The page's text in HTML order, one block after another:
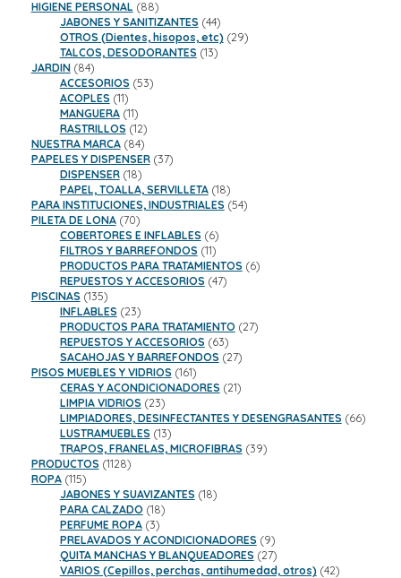
productos
HIGIENE PERSONAL 8888
productos
JABONES Y SANITIZANTES 4444
productos
OTROS (Dientes, hisopos, etc) 2929
TALCOS, DESODORANTES 1313
JARDIN 8484
productos
ACCESORIOS 5353
ACOPLES 1111
productos
MANGUERA 1111
productos
RASTRILLOS 1212
productos
NUESTRA MARCA 8484
productos
PAPELES Y DISPENSER 3737
DISPENSER 1818
productos
PAPEL, TOALLA, SERVILLETA 1818
productos
PARA INSTITUCIONES, INDUSTRIALES 5454
PILETA DE LONA 7070
productos
COBERTORES E INFLABLES 66
productos
FILTROS Y BARREFONDOS 1111
productos
PRODUCTOS PARA TRATAMIENTOS 66
REPUESTOS Y ACCESORIOS 4747
PISCINAS 135135
productos
INFLABLES 2323
productos
PRODUCTOS PARA TRATAMIENTO 2727
REPUESTOS Y ACCESORIOS 6363
productos
SACAHOJAS Y BARREFONDOS 2727
PISOS MUEBLES Y VIDRIOS 161161
productos
CERAS Y ACONDICIONADORES 2121
LIMPIA VIDRIOS 2323
productos
LIMPIADORES, DESINFECTANTES Y DESENGRASANTES 6666
LUSTRAMUEBLES 1313
productos
TRAPOS, FRANELAS, MICROFIBRAS 3939
PRODUCTOS 11281128
ROPA 115115
productos
JABONES Y SUAVIZANTES 1818
PARA CALZADO 1818
PERFUME ROPA 33
productos
PRELAVADOS Y ACONDICIONADORES 99
productos
QUITA MANCHAS Y BLANQUEADORES 2727
productos
VARIOS (Cepillos, perchas, antihumedad, otros) 4242